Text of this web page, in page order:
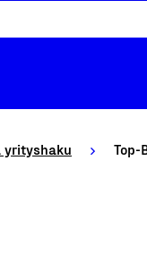
yrityshaku Top-